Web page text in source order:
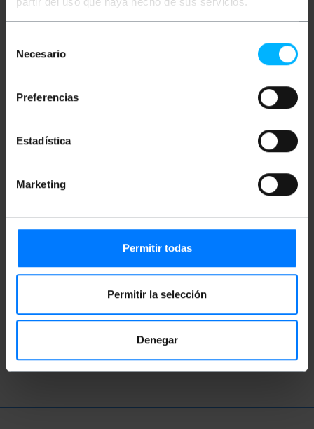
Necesario
Preferencias
Estadística
Marketing
Permitir todas
Permitir la selección
Denegar
Poids brut: 5.36 kg
Dimensions du produit (largeur x profondeur x
Dimensions du colis: 47.0 x 37.0 x 16.0 cm
Classification
Vidéos
Regarder vidéo